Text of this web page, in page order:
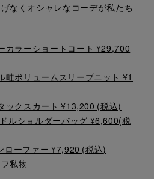
なくオシャレなコーデが私たち
カラーショートコート ¥29,700
畦ボリュームスリーブニット ¥1
ックスカート ¥13,200 (税込)
ルショルダーバッグ ¥6,600(税
ローファー ¥7,920 (税込)
私物